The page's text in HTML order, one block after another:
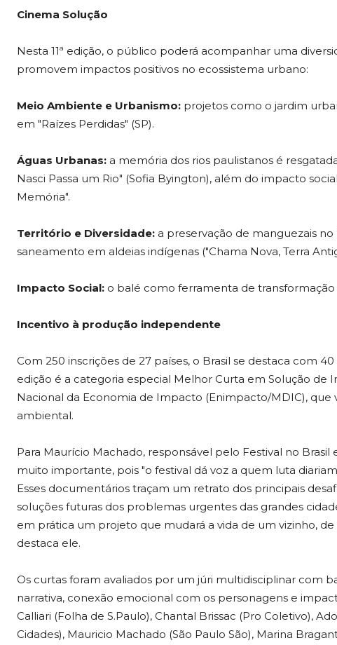
Cinema Solução
Nesta 11ª edição, o público poderá acompanhar uma
promovem impactos positivos no ecossistema urbano:
Meio Ambiente e Urbanismo: projetos como o jardim
em "Raízes Perdidas" (SP).
Águas Urbanas: a memória dos rios paulistanos é
Nasci Passa um Rio" (Sofia Byington), além do impacto
Memória".
Território e Diversidade: a preservação de manguezais
saneamento em aldeias indígenas ("Chama Nova, Terra
Impacto Social: o balé como ferramenta de
Incentivo à produção independente
Com 250 inscrições de 27 países, o Brasil se destaca com
edição é a categoria especial Melhor Curta em Solução de
Nacional da Economia de Impacto (Enimpacto/MDIC),
ambiental.
Para Maurício Machado, responsável pelo Festival no Brasil
muito importante, pois "o festival dá voz a quem luta
Esses documentários traçam um retrato dos principais
soluções futuras dos problemas urgentes das grandes
em prática um projeto que mudará a vida de um vizinho,
destaca ele.
Os curtas foram avaliados por um júri multidisciplinar com
narrativa, conexão emocional com os personagens e
Calliari (Folha de S.Paulo), Chantal Brissac (Pro Coletivo),
Cidades), Mauricio Machado (São Paulo São), Marina